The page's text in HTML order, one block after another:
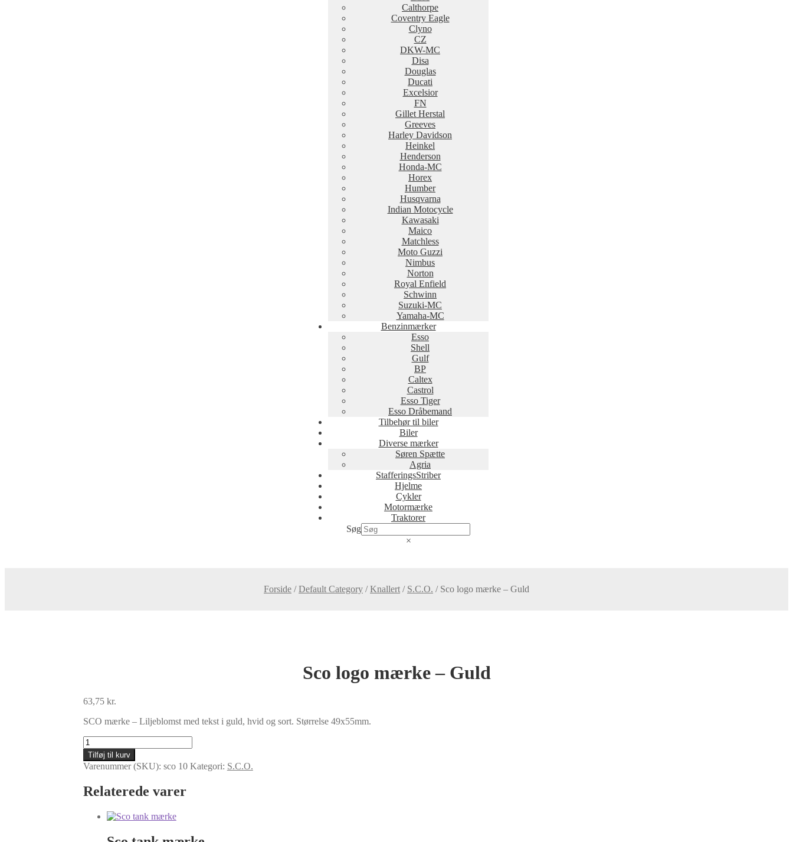
Calthorpe
Coventry Eagle
Clyno
CZ
DKW-MC
Disa
Douglas
Ducati
Excelsior
FN
Gillet Herstal
Greeves
Harley Davidson
Heinkel
Henderson
Honda-MC
Horex
Humber
Husqvarna
Indian Motocycle
Kawasaki
Maico
Matchless
Moto Guzzi
Nimbus
Norton
Royal Enfield
Schwinn
Suzuki-MC
Yamaha-MC
Benzinmærker
Esso
Shell
Gulf
BP
Caltex
Castrol
Esso Tiger
Esso Dråbemand
Tilbehør til biler
Biler
Diverse mærker
Søren Spætte
Agria
StafferingsStriber
Hjelme
Cykler
Motormærke
Traktorer
Søg
×
Forside /Default Category /Knallert / S.C.O. / Sco logo mærke – Guld
Sco logo mærke – Guld
63,75 kr.
SCO mærke – Liljeblomst med tekst i guld, hvid og sort. Størrelse 49x55mm.
Sco
logo
mærke
Guld
antal
Tilføj til kurv
Varenummer (SKU): sco 10 Kategori: S.C.O.
Relaterede varer